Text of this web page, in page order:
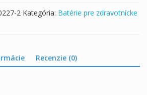
2 Kategória: Batérie pre zdravotnícke
Recenzie (0)